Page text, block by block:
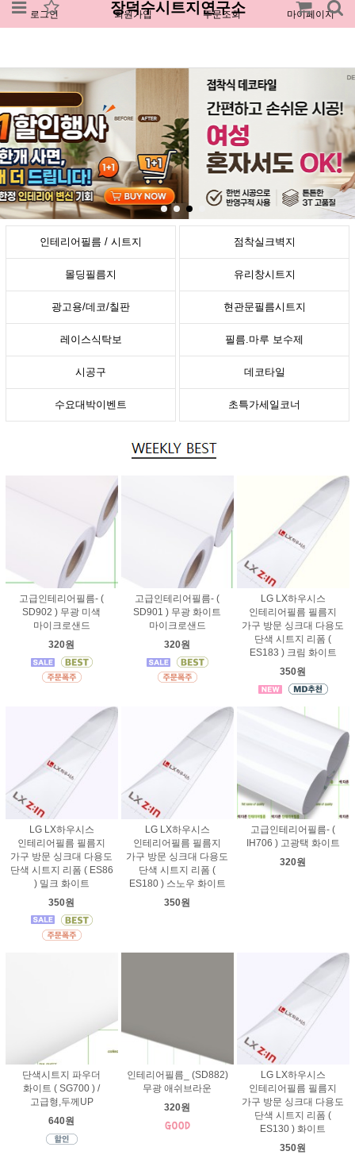
로그인 회원가입 주문조회 마이페이지
장덕수시트지연구소
인테리어필름 / 시트지 점착실크벽지
몰딩필름지 유리창시트지
광고용/데코/칠판 현관문필름시트지
레이스식탁보 필름.마루 보수제
시공구 데코타일
수요대박이벤트 초특가세일코너
고급인테리어필름- (
SD902 ) 무광 미색
마이크로샌드
320원
고급인테리어필름- (
SD901 ) 무광 화이트
마이크로샌드
320원
LG LX하우시스
인테리어필름 필름지
가구 방문 싱크대 다용도
단색 시트지 리폼 (
ES183 ) 크림 화이트
350원
LG LX하우시스
인테리어필름 필름지
가구 방문 싱크대 다용도
단색 시트지 리폼 ( ES86
) 밀크 화이트
350원
LG LX하우시스
인테리어필름 필름지
가구 방문 싱크대 다용도
단색 시트지 리폼 (
ES180 ) 스노우 화이트
350원
고급인테리어필름- (
IH706 ) 고광택 화이트
320원
단색시트지 파우더
화이트 ( SG700 ) /
고급형,두께UP
640원
인테리어필름_ (SD882)
무광 애쉬브라운
320원
LG LX하우시스
인테리어필름 필름지
가구 방문 싱크대 다용도
단색 시트지 리폼 (
ES130 ) 화이트
350원